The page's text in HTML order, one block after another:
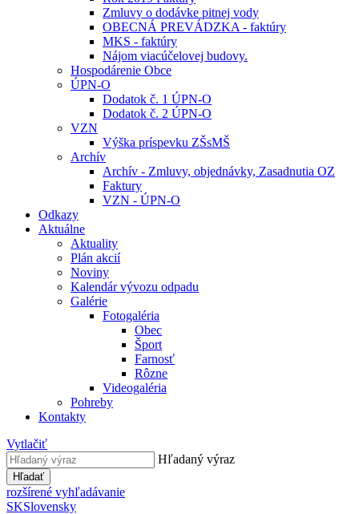
Zmluvy o dodávke pitnej vody
OBECNÁ PREVÁDZKA - faktúry
MKS - faktúry
Nájom viacúčelovej budovy.
Hospodárenie Obce
ÚPN-O
Dodatok č. 1 ÚPN-O
Dodatok č. 2 ÚPN-O
VZN
Výška príspevku ZŠsMŠ
Archív
Archív - Zmluvy, objednávky, Zasadnutia OZ
Faktury
VZN - ÚPN-O
Odkazy
Aktuálne
Aktuality
Plán akcií
Noviny
Kalendár vývozu odpadu
Galérie
Fotogaléria
Obec
Šport
Farnosť
Rôzne
Videogaléria
Pohreby
Kontakty
Vytlačiť
Hľadaný výraz
Hľadať
rozšírené vyhľadávanie
SKSlovensky